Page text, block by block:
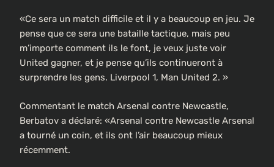
«Ce sera un match difficile et il y a beaucoup en jeu. Je
pense que ce sera une bataille tactique, mais peu
m’importe comment ils le font, je veux juste voir
United gagner, et je pense qu’ils continueront à
surprendre les gens. Liverpool 1, Man United 2. »
Commentant le match Arsenal contre Newcastle,
Berbatov a déclaré: «Arsenal contre Newcastle Arsenal
a tourné un coin, et ils ont l’air beaucoup mieux
récemment.